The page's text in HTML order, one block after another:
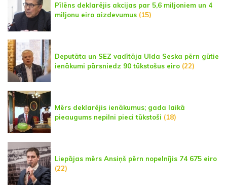
Pīlēns deklarējis akcijas par 5,6 miljoniem un 4
miljonu eiro aizdevumus (15)
Deputāta un SEZ vadītāja Ulda Seska pērn gūtie
ienākumi pārsniedz 90 tūkstošus eiro (22)
Mērs deklarējis ienākumus; gada laikā
pieaugums nepilni pieci tūkstoši (18)
Liepājas mērs Ansiņš pērn nopelnījis 74 675 eiro
(22)